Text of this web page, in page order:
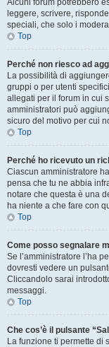
Alcuni forum potrebbero
leggere, scrivere,
speciali, che solo i
Top
Perché non riesco ad
La possibilità di
gruppi o per utenti
allegati per il forum in cui
amministratori può
sicuro del motivo per cui
Top
Perché ho ricevuto un
Ciascun amministratore
pensa che tu ne abbia
notare che questa è una
ha niente a che fare con
Top
Come posso segnalare
Se l’amministratore l’ha
dovresti vedere un
Cliccandolo sarai
messaggi.
Top
Che cos’è il pulsante
La funzione ti permette di